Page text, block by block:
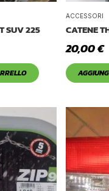
SUV 225
ACCESSORI
CATENE
20,00€